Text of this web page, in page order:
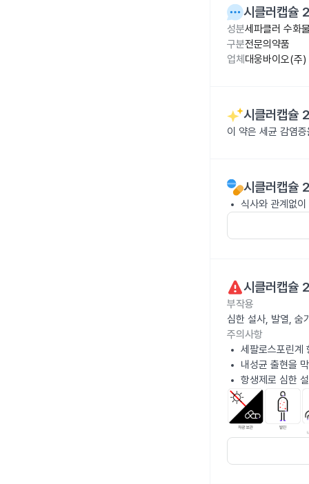
시클러캡
성분세파클러 수화
구분전문의약품
업체 대웅바이오(주)
시클러캡
이 약은 세균 감염
시클러캡
식사와 관계없
시클러캡
부작용
심한 설사, 발열, 숨
주의사항
세팔로스포린계
내성균 출현을
항생제로 심한